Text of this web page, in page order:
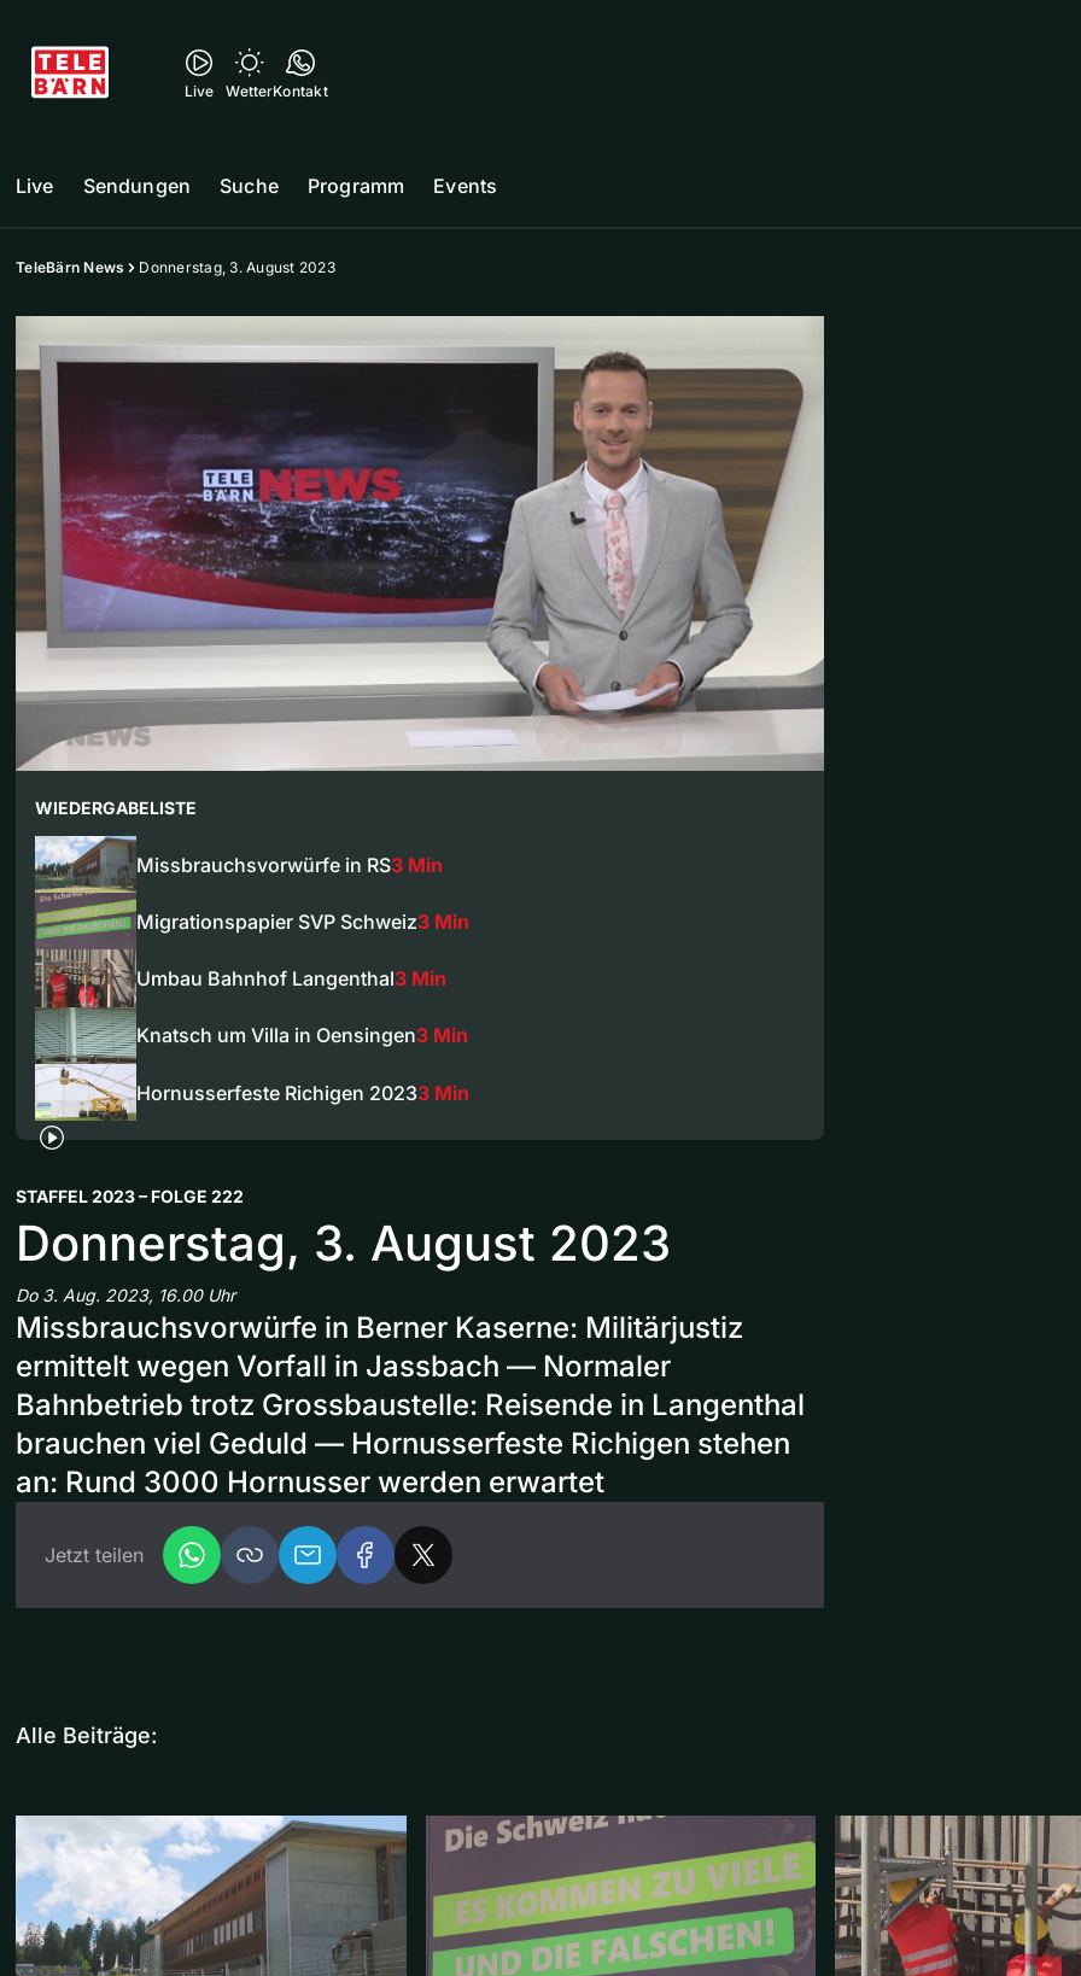
Live WetterKontakt
Live Sendungen Suche Programm Events
TeleBärn News Donnerstag, 3. August 2023
WIEDERGABELISTE
Missbrauchsvorwürfe in RS3 Min
Migrationspapier SVP Schweiz3 Min
Umbau Bahnhof Langenthal3 Min
Knatsch um Villa in Oensingen3 Min
Hornusserfeste Richigen 20233 Min
STAFFEL 2023 – FOLGE 222
Donnerstag, 3. August 2023
Do 3. Aug. 2023, 16.00 Uhr
Missbrauchsvorwürfe in Berner Kaserne: Militärjustiz
ermittelt wegen Vorfall in Jassbach — Normaler
Bahnbetrieb trotz Grossbaustelle: Reisende in Langenthal
brauchen viel Geduld — Hornusserfeste Richigen stehen
an: Rund 3000 Hornusser werden erwartet
Jetzt teilen
Alle Beiträge: